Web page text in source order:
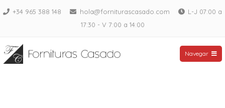
Saltar+34 965 388 148 hola@forniturascasado.com
L-J 07:00 a
17:30 - V 7:00 a 14:00
Fornituras Casado
Navegar